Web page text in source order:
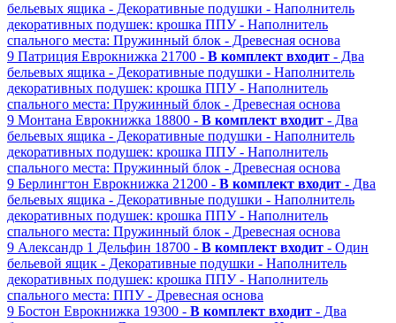
бельевых ящика - Декоративные подушки - Наполнитель
декоративных подушек: крошка ППУ - Наполнитель
спального места: Пружинный блок - Древесная основа
9 Патриция Еврокнижка 21700 - В комплект входит - Два
бельевых ящика - Декоративные подушки - Наполнитель
декоративных подушек: крошка ППУ - Наполнитель
спального места: Пружинный блок - Древесная основа
9 Монтана Еврокнижка 18800 - В комплект входит - Два
бельевых ящика - Декоративные подушки - Наполнитель
декоративных подушек: крошка ППУ - Наполнитель
спального места: Пружинный блок - Древесная основа
9 Берлингтон Еврокнижка 21200 - В комплект входит - Два
бельевых ящика - Декоративные подушки - Наполнитель
декоративных подушек: крошка ППУ - Наполнитель
спального места: Пружинный блок - Древесная основа
9 Александр 1 Дельфин 18700 - В комплект входит - Один
бельевой ящик - Декоративные подушки - Наполнитель
декоративных подушек: крошка ППУ - Наполнитель
спального места: ППУ - Древесная основа
9 Бостон Еврокнижка 19300 - В комплект входит - Два